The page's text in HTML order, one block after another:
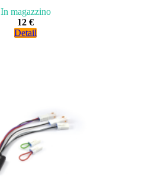
In magazzino
12 €
Detail